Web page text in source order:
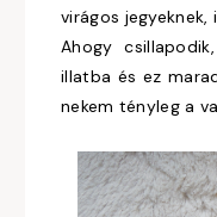
virágos
Ahogy
illatba és ez
nekem tényleg a